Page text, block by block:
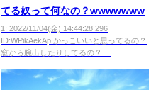
てる奴って何なの？wwwwwww
1: 2022/11/04(金) 14:44:28.296
ID:WPikAekAp かっこいいと思ってるの？
窓から腕出したりしてるの？ ...